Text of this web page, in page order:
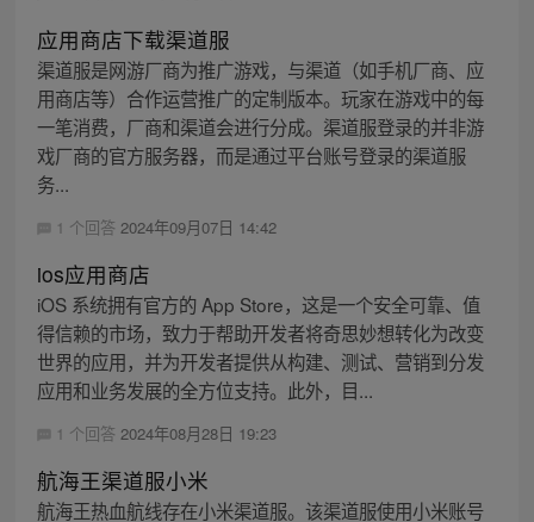
应用商店下载渠道服
渠道服是网游厂商为推广游戏，与渠道（如手机厂商、应
用商店等）合作运营推广的定制版本。玩家在游戏中的每
一笔消费，厂商和渠道会进行分成。渠道服登录的并非游
戏厂商的官方服务器，而是通过平台账号登录的渠道服
务...
1 个回答 2024年09月07日 14:42
ios应用商店
iOS 系统拥有官方的 App Store，这是一个安全可靠、值
得信赖的市场，致力于帮助开发者将奇思妙想转化为改变
世界的应用，并为开发者提供从构建、测试、营销到分发
应用和业务发展的全方位支持。此外，目...
1 个回答 2024年08月28日 19:23
航海王渠道服小米
航海王热血航线存在小米渠道服。该渠道服使用小米账号